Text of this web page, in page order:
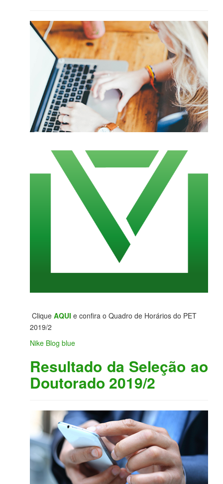
Clique AQUI e confira o Quadro de Horários do PET
2019/2
Nike Blog blue
Resultado da Seleção ao
Doutorado 2019/2